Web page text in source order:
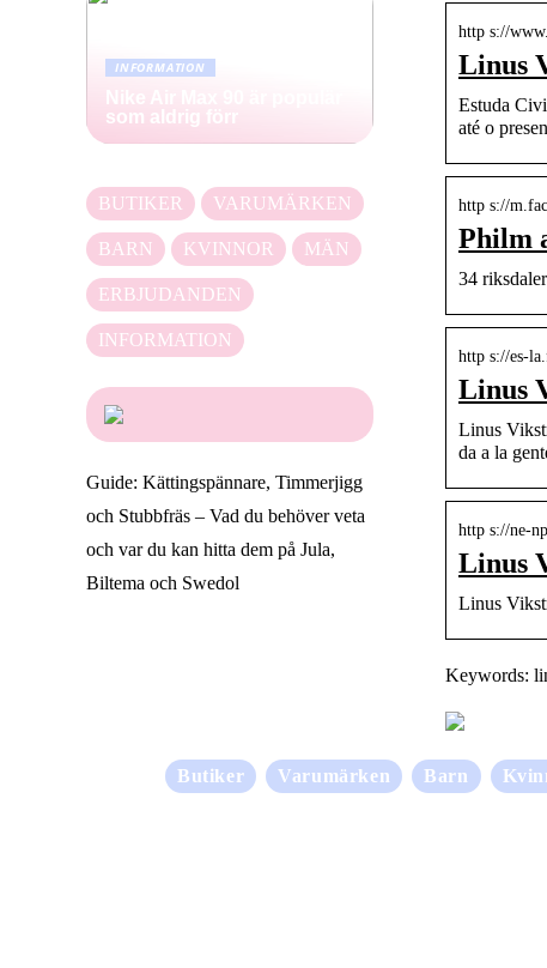
http s://
Linus
Estuda
até o
http s://
Philm
34
http s://es-
Linus
Linus
da a la
http s://ne-
Linus
Linus
Keywords:
INFORMATION
Nike Air Max 90 är populär
som aldrig förr
BUTIKER VARUMÄRKEN
BARN KVINNOR MÄN
ERBJUDANDEN
INFORMATION
Guide: Kättingspännare, Timmerjigg
och Stubbfräs – Vad du behöver veta
och var du kan hitta dem på Jula,
Biltema och Swedol
Butiker Varumärken Barn